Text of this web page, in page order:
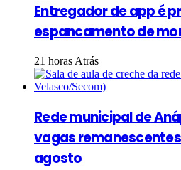
Entregador de app é
espancamento de
21 horas Atrás
Rede municipal de
vagas
agosto